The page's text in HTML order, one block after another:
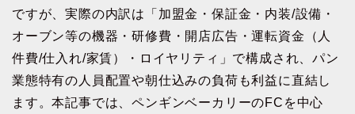
ですが、実際の内訳は「加盟金・保証金・内装/設備・
オーブン等の機器・研修費・開店広告・運転資金（人
件費/仕入れ/家賃）・ロイヤリティ」で構成され、パン
業態特有の人員配置や朝仕込みの負荷も利益に直結し
ます。本記事では、ペンギンベーカリーのFCを中心